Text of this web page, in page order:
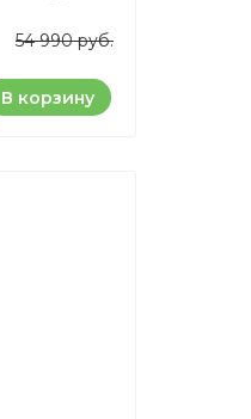
54 990 руб.
В корзину